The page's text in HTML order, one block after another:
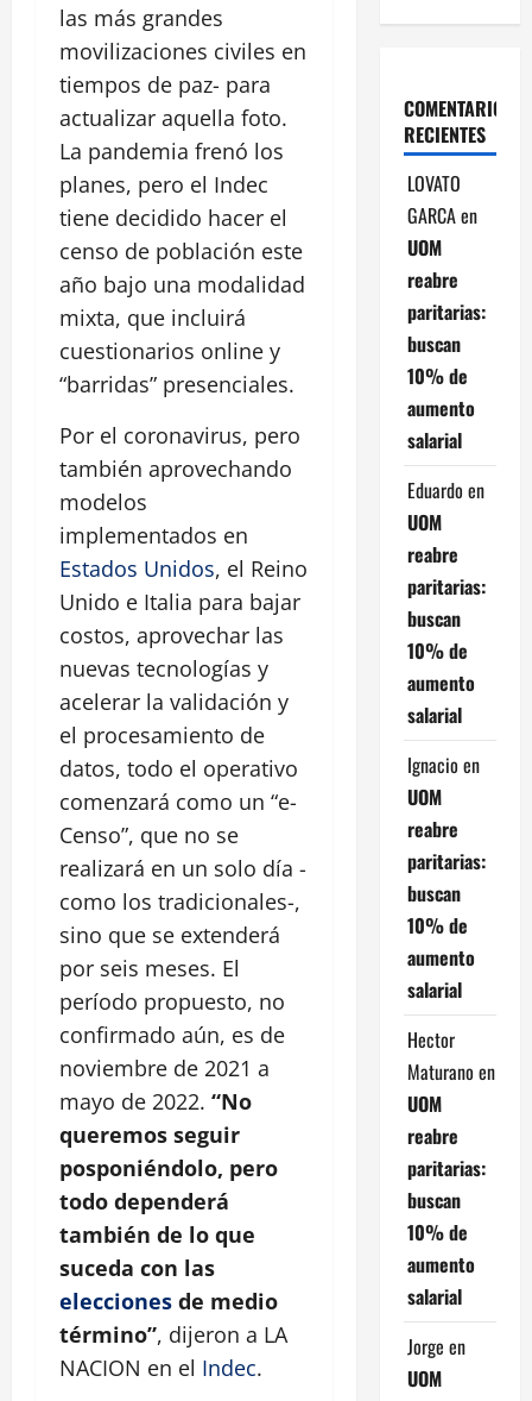
las más grandes
movilizaciones civiles en
tiempos de paz- para
actualizar aquella foto.
La pandemia frenó los
planes, pero el Indec
tiene decidido hacer el
censo de población este
año bajo una modalidad
mixta, que incluirá
cuestionarios online y
“barridas” presenciales.
Por el coronavirus, pero
también aprovechando
modelos
implementados en
Estados Unidos, el Reino
Unido e Italia para bajar
costos, aprovechar las
nuevas tecnologías y
acelerar la validación y
el procesamiento de
datos, todo el operativo
comenzará como un “e-
Censo”, que no se
realizará en un solo día -
como los tradicionales-,
sino que se extenderá
por seis meses. El
período propuesto, no
confirmado aún, es de
noviembre de 2021 a
mayo de 2022. “No
queremos seguir
posponiéndolo, pero
todo dependerá
también de lo que
suceda con las
elecciones de medio
término”, dijeron a LA
NACION en el Indec.
COMENTARIOS
RECIENTES
LOVATO
GARCAen
UOM
reabre
paritarias:
buscan
10% de
aumento
salarial
Eduardo en
UOM
reabre
paritarias:
buscan
10% de
aumento
salarial
Ignacio en
UOM
reabre
paritarias:
buscan
10% de
aumento
salarial
Hector
Maturano en
UOM
reabre
paritarias:
buscan
10% de
aumento
salarial
Jorge en
UOM